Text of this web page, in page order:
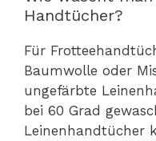
Handtücher?
Für
Baumwolle oder
ungefärbte
bei 60 Grad
Leinenhandtücher